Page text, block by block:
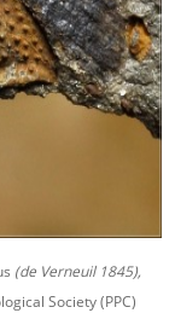
(de Verneuil 1845),
Society (PPC)